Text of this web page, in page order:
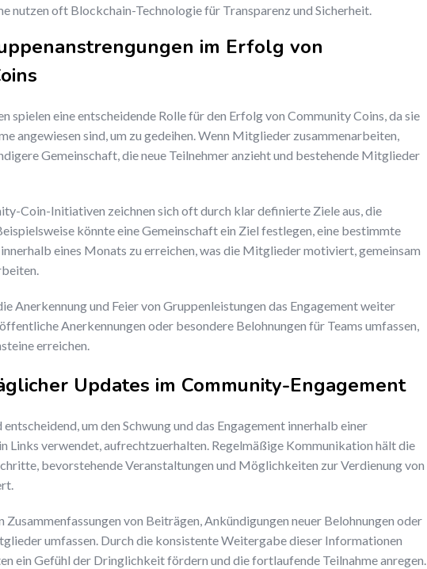
nutzen oft Blockchain-Technologie für Transparenz und Sicherheit.
im Erfolg von
spielen eine entscheidende Rolle für den Erfolg von Community Coins, da sie
angewiesen sind, um zu gedeihen. Wenn Mitglieder zusammenarbeiten,
Gemeinschaft, die neue Teilnehmer anzieht und bestehende Mitglieder
Coin-Initiativen zeichnen sich oft durch klar definierte Ziele aus, die
könnte eine Gemeinschaft ein Ziel festlegen, eine bestimmte
eines Monats zu erreichen, was die Mitglieder motiviert, gemeinsam
Anerkennung und Feier von Gruppenleistungen das Engagement weiter
Anerkennungen oder besondere Belohnungen für Teams umfassen,
erreichen.
Updates im Community-Engagement
entscheidend, um den Schwung und das Engagement innerhalb einer
Links verwendet, aufrechtzuerhalten. Regelmäßige Kommunikation hält die
bevorstehende Veranstaltungen und Möglichkeiten zur Verdienung von
Zusammenfassungen von Beiträgen, Ankündigungen neuer Belohnungen oder
umfassen. Durch die konsistente Weitergabe dieser Informationen
ein Gefühl der Dringlichkeit fördern und die fortlaufende Teilnahme anregen.